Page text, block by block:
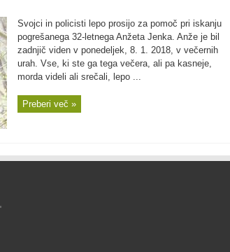
Svojci in policisti lepo prosijo za pomoč pri iskanju
pogrešanega 32-letnega Anžeta Jenka. Anže je bil
zadnjič viden v ponedeljek, 8. 1. 2018, v večernih
urah. Vse, ki ste ga tega večera, ali pa kasneje,
morda videli ali srečali, lepo ...
Preberi več »